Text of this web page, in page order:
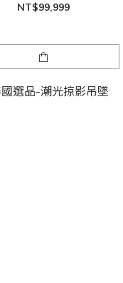
NT$99,999